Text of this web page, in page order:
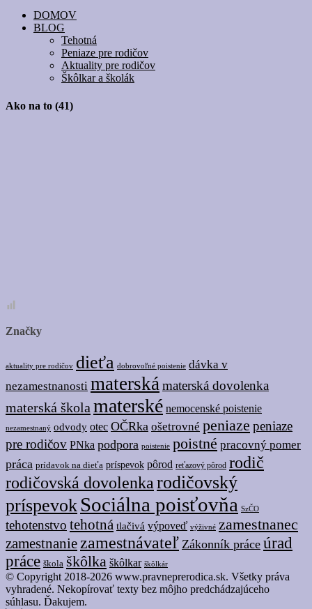
DOMOV
BLOG
Tehotná
Peniaze pre rodičov
Aktuality pre rodičov
Škôlkar a školák
Ako na to (41)
Značky
aktuality pre rodičov dieťa dobrovoľné poistenie dávka v
nezamestnanosti materskámaterská dovolenka
materská školamaterské nemocenské poistenie
nezamestnaný odvody otec OČRka ošetrovné peniaze peniaze
pre rodičov PNka podpora poistenie poistné pracovný pomer
práca prídavok na dieťa príspevok pôrod reťazový pôrod rodič
rodičovská dovolenkarodičovský
príspevok Sociálna poisťovňa SzČO
tehotenstvo tehotná tlačivá výpoveď výživné zamestnanec
zamestnaniezamestnávateľ Zákonník práce úrad
práce škola škôlka škôlkar škôlkár
© Copyright 2018-2026 www.pravneprerodica.sk. Všetky práva
vyhradené. Nekopírovať texty bez môjho predchádzajúceho
súhlasu. Ďakujem.